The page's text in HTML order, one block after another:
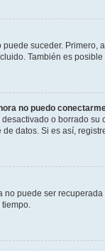
suceder.
También es
no puedo
o borrado
datos. Si es así,
no puede ser
tiempo.